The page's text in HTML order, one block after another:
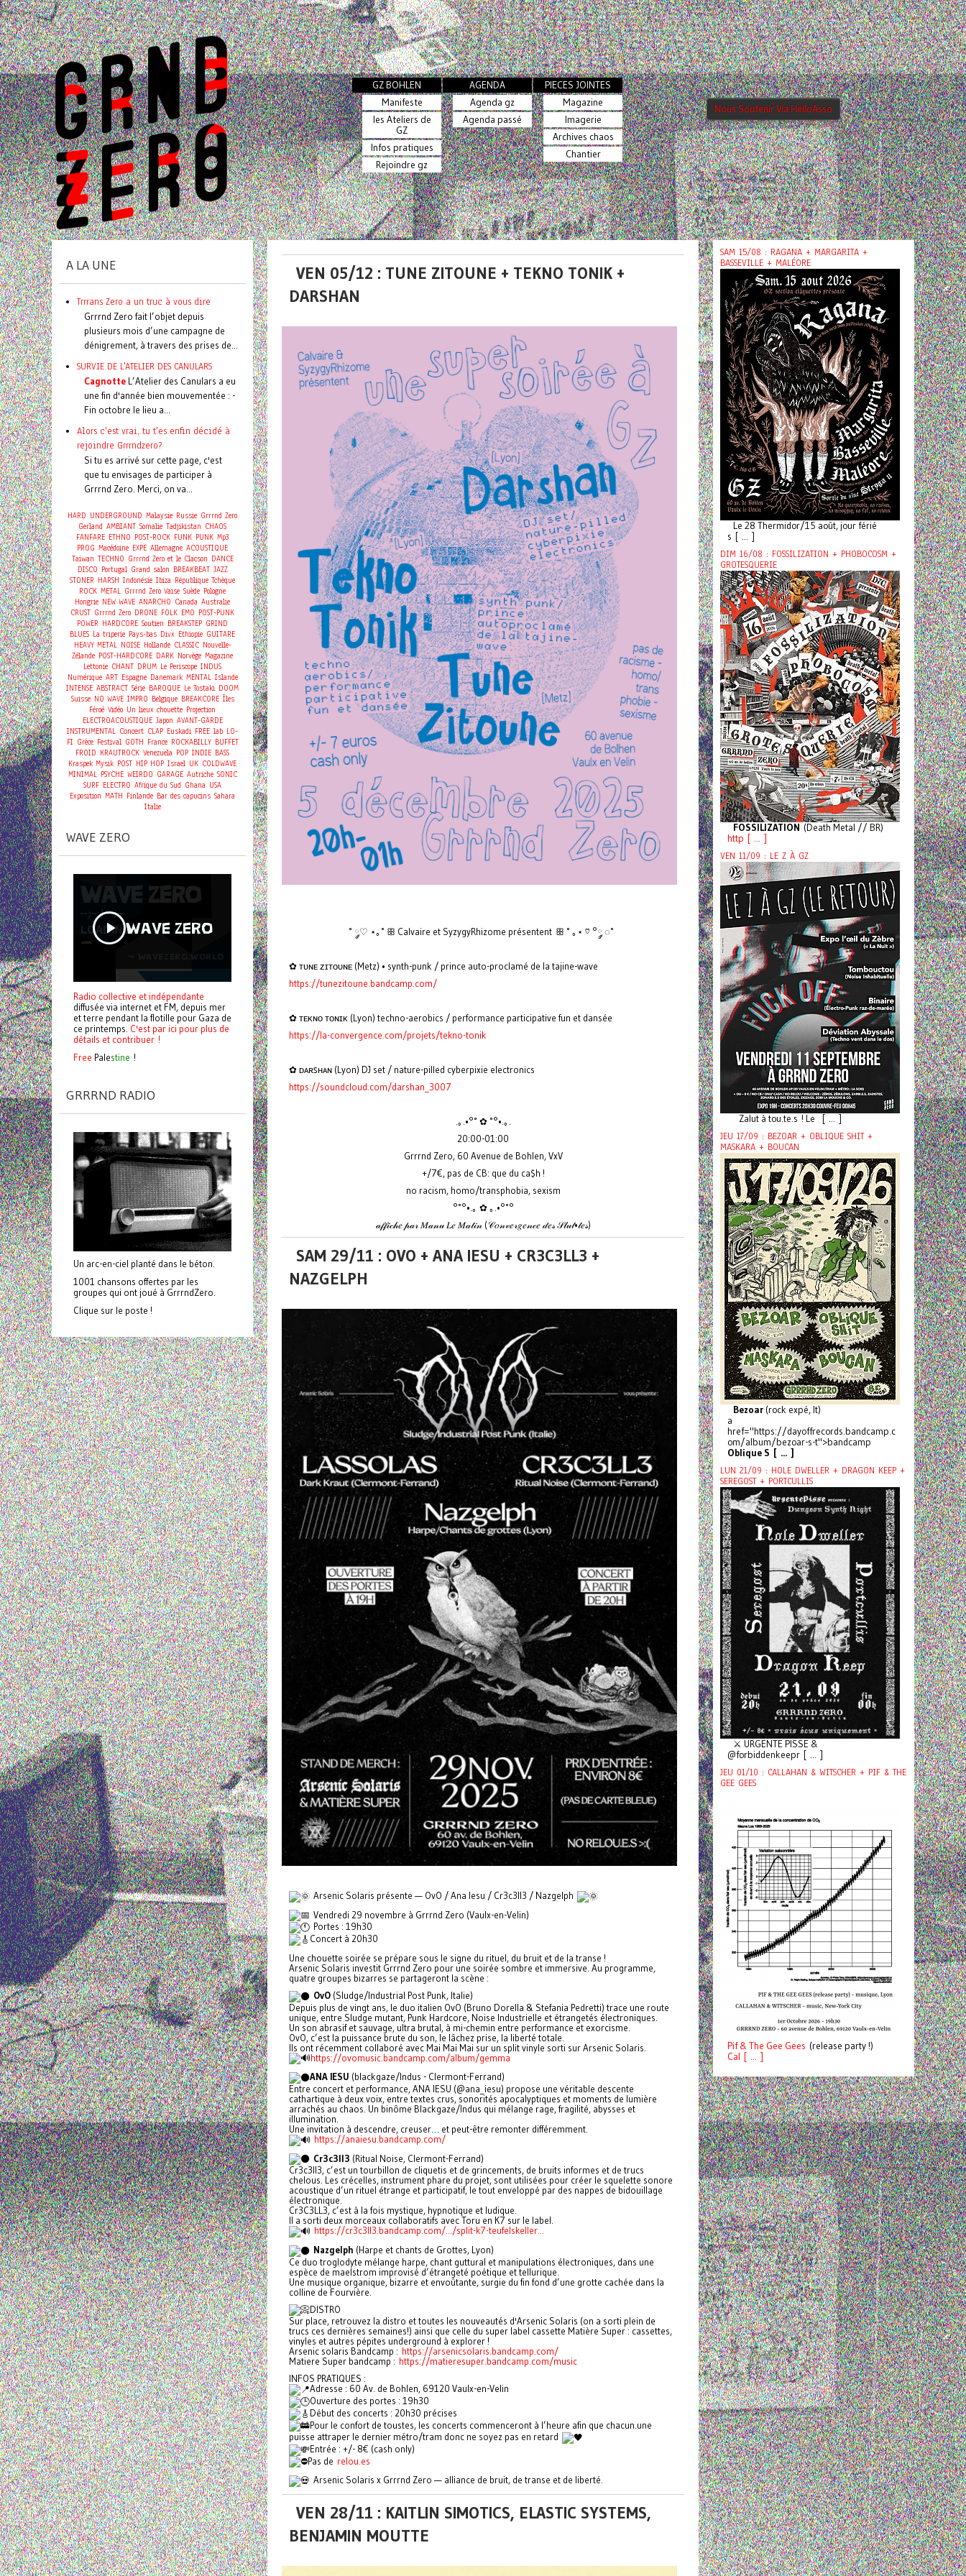
GZ BOHLEN
Manifeste
les Ateliers de
GZ
Infos pratiques
Rejoindre gz
AGENDA
Agenda gz
Agenda passé
PIECES JOINTES
Magazine
Imagerie
Archives chaos
Chantier
Nous Soutenir Via HelloAsso
VEN 05/12 : TUNE ZITOUNE + TEKNO TONIK +
DARSHAN
˚ ◌༘♡ ⋆｡˚ ꕥ Calvaire et SyzygyRhizome présentent ꕥ ˚ ｡⋆ ♡ °༘ ◌˚
✿ ᴛᴜɴᴇ ᴢɪᴛᴏᴜɴᴇ (Metz) • synth-punk / prince auto-proclamé de la tajine-wave
https://tunezitoune.bandcamp.com/
✿ ᴛᴇᴋɴᴏ ᴛᴏɴɪᴋ (Lyon) techno-aerobics / performance participative fun et dansée
https://la-convergence.com/projets/tekno-tonik
✿ ᴅᴀʀꜱʜᴀɴ (Lyon) DJ set / nature-pilled cyberpixie electronics
https://soundcloud.com/darshan_3007
.｡.•°˚ ✿ ˚°•.｡.
20:00-01:00
Grrrnd Zero, 60 Avenue de Bohlen, VxV
+/7€, pas de CB: que du ca$h !
no racism, homo/transphobia, sexism
°˚°•.｡ ✿ ｡.•°˚°
𝒶𝒻𝒻𝒾𝒸𝒽𝑒 𝓅𝒶𝓇 𝑀𝒶𝓃𝓊 𝐿𝑒 𝑀𝒶𝓉𝒾𝓃 (𝒞𝑜𝓃𝓋𝑒𝓇𝑔𝑒𝓃𝒸𝑒 𝒹𝑒𝓈 𝒮𝓁𝓊𝓉•𝓉𝑒𝓈)
SAM 29/11 : OVO + ANA IESU + CR3C3LL3 +
NAZGELPH
Arsenic Solaris présente — OvO / Ana Iesu / Cr3c3ll3 / Nazgelph
Vendredi 29 novembre à Grrrnd Zero (Vaulx-en-Velin)
Portes : 19h30
Concert à 20h30
Une chouette soirée se prépare sous le signe du rituel, du bruit et de la transe !
Arsenic Solaris investit Grrrnd Zero pour une soirée sombre et immersive. Au programme,
quatre groupes bizarres se partageront la scène :
OvO (Sludge/Industrial Post Punk, Italie)
Depuis plus de vingt ans, le duo italien OvO (Bruno Dorella & Stefania Pedretti) trace une route
unique, entre Sludge mutant, Punk Hardcore, Noise Industrielle et étrangetés électroniques.
Un son abrasif et sauvage, ultra brutal, à mi-chemin entre performance et exorcisme.
OvO, c’est la puissance brute du son, le lâchez prise, la liberté totale.
Ils ont récemment collaboré avec Mai Mai Mai sur un split vinyle sorti sur Arsenic Solaris.
https://ovomusic.bandcamp.com/album/gemma
ANA IESU (blackgaze/Indus - Clermont-Ferrand)
Entre concert et performance, ANA IESU (@ana_iesu) propose une véritable descente
cathartique à deux voix, entre textes crus, sonorités apocalyptiques et moments de lumière
arrachés au chaos. Un binôme Blackgaze/Indus qui mélange rage, fragilité, abysses et
illumination.
Une invitation à descendre, creuser… et peut-être remonter différemment.
https://anaiesu.bandcamp.com/
Cr3c3ll3 (Ritual Noise, Clermont-Ferrand)
Cr3c3ll3, c’est un tourbillon de cliquetis et de grincements, de bruits informes et de trucs
chelous. Les crécelles, instrument phare du projet, sont utilisées pour créer le squelette sonore
acoustique d’un rituel étrange et participatif, le tout enveloppé par des nappes de bidouillage
électronique.
Cr3C3LL3, c’est à la fois mystique, hypnotique et ludique.
Il a sorti deux morceaux collaboratifs avec Toru en K7 sur le label.
https://cr3c3ll3.bandcamp.com/.../split-k7-teufelskeller...
Nazgelph (Harpe et chants de Grottes, Lyon)
Ce duo troglodyte mélange harpe, chant guttural et manipulations électroniques, dans une
espèce de maelstrom improvisé d’étrangeté poétique et tellurique.
Une musique organique, bizarre et envoûtante, surgie du fin fond d’une grotte cachée dans la
colline de Fourvière.
DISTRO
Sur place, retrouvez la distro et toutes les nouveautés d'Arsenic Solaris (on a sorti plein de
trucs ces dernières semaines!) ainsi que celle du super label cassette Matière Super : cassettes,
vinyles et autres pépites underground à explorer !
Arsenic solaris Bandcamp : https://arsenicsolaris.bandcamp.com/
Matiere Super bandcamp : https://matieresuper.bandcamp.com/music
INFOS PRATIQUES :
Adresse : 60 Av. de Bohlen, 69120 Vaulx-en-Velin
Ouverture des portes : 19h30
Début des concerts : 20h30 précises
Pour le confort de toustes, les concerts commenceront à l’heure afin que chacun.une
puisse attraper le dernier métro/tram donc ne soyez pas en retard
Entrée : +/- 8€ (cash only)
Pas de relou.es
Arsenic Solaris x Grrrnd Zero — alliance de bruit, de transe et de liberté.
VEN 28/11 : KAITLIN SIMOTICS, ELASTIC SYSTEMS,
BENJAMIN MOUTTE
A LA UNE
Trrrans Zero a un truc à vous dire
Grrrnd Zero fait l’objet depuis
plusieurs mois d’une campagne de
dénigrement, à travers des prises de...
SURVIE DE L'ATELIER DES CANULARS
Cagnotte L’Atelier des Canulars a eu
une fin d'année bien mouvementée : -
Fin octobre le lieu a...
Alors c'est vrai, tu t'es enfin décidé à
rejoindre Grrrndzero?
Si tu es arrivé sur cette page, c'est
que tu envisages de participer à
Grrrnd Zero. Merci, on va...
HARD UNDERGROUND Malaysie Russie Grrrnd Zero
Gerland AMBIANT Somalie Tadjikistan CHAOS
FANFARE ETHNO POST-ROCK FUNK PUNK Mp3
PROG Macédoine EXPE Allemagne ACOUSTIQUE
Taiwan TECHNO Grrrnd Zero et le Clacson DANCE
DISCO Portugal Grand salon BREAKBEAT JAZZ
STONER HARSH Indonésie Ibiza République Tchèque
ROCK METAL Grrrnd Zero Vaise Suède Pologne
Hongrie NEW WAVE ANARCHO Canada Australie
CRUST Grrrnd Zero DRONE FOLK EMO POST-PUNK
POWER HARDCORE Soutien BREAKSTEP GRIND
BLUES La triperie Pays-bas Divx Ethiopie GUITARE
HEAVY METAL NOISE Hollande CLASSIC Nouvelle-
Zélande POST-HARDCORE DARK Norvège Magazine
Lettonie CHANT DRUM Le Periscope INDUS
Numérique ART Espagne Danemark MENTAL Islande
INTENSE ABSTRACT Série BAROQUE Le Tostaki DOOM
Suisse NO WAVE IMPRO Belgique BREAKCORE Îles
Féroé Vidéo Un lieux chouette Projection
ELECTROACOUSTIQUE Japon AVANT-GARDE
INSTRUMENTAL Concert CLAP Euskadi FREE lab LO-
FI Grèce Festival GOTH France ROCKABILLY BUFFET
FROID KRAUTROCK Venezuela POP INDIE BASS
Kraspek Mysik POST HIP HOP Israel UK COLDWAVE
MINIMAL PSYCHE WEIRDO GARAGE Autriche SONIC
SURF ELECTRO Afrique du Sud Ghana USA
Exposition MATH Finlande Bar des capucins Sahara
Italie
WAVE ZERO
Radio collective et indépendante
diffusée via internet et FM, depuis mer
et terre pendant la flotille pour Gaza de
ce printemps. C'est par ici pour plus de
détails et contribuer !
Free Palestine !
GRRRND RADIO
Un arc-en-ciel planté dans le béton.
1001 chansons offertes par les
groupes qui ont joué à GrrrndZero.
Clique sur le poste !
SAM 15/08 : RAGANA + MARGARITA +
BASSEVILLE + MALÉORE
Le 28 Thermidor/15 août, jour férié
s [ ... ]
DIM 16/08 : FOSSILIZATION + PHOBOCOSM +
GROTESQUERIE
FOSSILIZATION (Death Metal // BR)
http [ ... ]
VEN 11/09 : LE Z À GZ
Zalut à tou.te.s ! Le [ ... ]
JEU 17/09 : BEZOAR + OBLIQUE SHIT +
MASKARA + BOUCAN
Bezoar (rock expé, It)
a
href="https://dayoffrecords.bandcamp.c
om/album/bezoar-s-t">bandcamp
Oblique S [ ... ]
LUN 21/09 : HOLE DWELLER + DRAGON KEEP +
SEREGOST + PORTCULLIS
⚔️ URGENTE PISSE &
@forbiddenkeepr [ ... ]
JEU 01/10 : CALLAHAN & WITSCHER + PIF & THE
GEE GEES
Pif& The Gee Gees (release party !)
Cal [ ... ]